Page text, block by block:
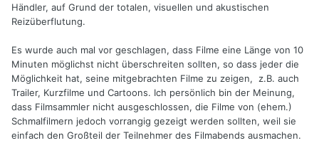
Händler, auf Grund der totalen, visuellen und akustischen
Reizüberflutung.
Es wurde auch mal vor geschlagen, dass Filme eine Länge von 10
Minuten möglichst nicht überschreiten sollten, so dass jeder die
Möglichkeit hat, seine mitgebrachten Filme zu zeigen, z.B. auch
Trailer, Kurzfilme und Cartoons. Ich persönlich bin der Meinung,
dass Filmsammler nicht ausgeschlossen, die Filme von (ehem.)
Schmalfilmern jedoch vorrangig gezeigt werden sollten, weil sie
einfach den Großteil der Teilnehmer des Filmabends ausmachen.